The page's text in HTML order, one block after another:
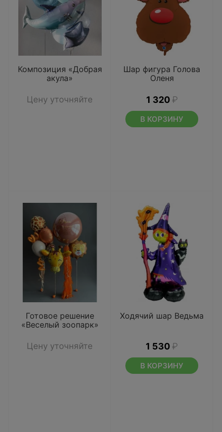
Композиция «Добрая
акула»
Цену уточняйте
Шар фигура Голова
Оленя
1 320 ₽
В КОРЗИНУ
Готовое решение
«Веселый зоопарк»
Цену уточняйте
Ходячий шар Ведьма
1 530 ₽
В КОРЗИНУ